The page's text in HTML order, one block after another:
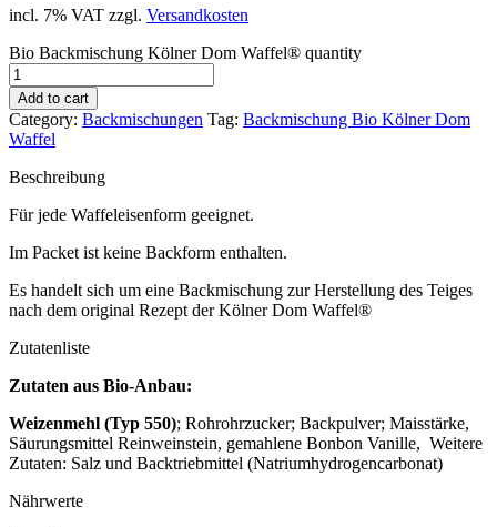
incl. 7% VAT zzgl. Versandkosten
Bio Backmischung Kölner Dom Waffel® quantity
Add to cart
Category: Backmischungen Tag: Backmischung Bio Kölner Dom
Waffel
Beschreibung
Für jede Waffeleisenform geeignet.
Im Packet ist keine Backform enthalten.
Es handelt sich um eine Backmischung zur Herstellung des Teiges
nach dem original Rezept der Kölner Dom Waffel®
Zutatenliste
Zutaten aus Bio-Anbau:
Weizenmehl (Typ 550); Rohrohrzucker; Backpulver; Maisstärke,
Säurungsmittel Reinweinstein, gemahlene Bonbon Vanille, Weitere
Zutaten: Salz und Backtriebmittel (Natriumhydrogencarbonat)
Nährwerte